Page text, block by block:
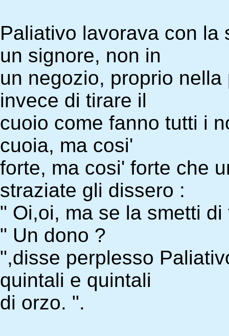
Paliativo lavorava con la
un signore, non in
un negozio, proprio
invece di tirare il
cuoio come fanno tutti i
cuoia, ma cosi'
forte, ma cosi' forte che
straziate gli dissero :
" Oi,oi, ma se la smetti
" Un dono ?
",disse perplesso
quintali e quintali
di orzo. ".